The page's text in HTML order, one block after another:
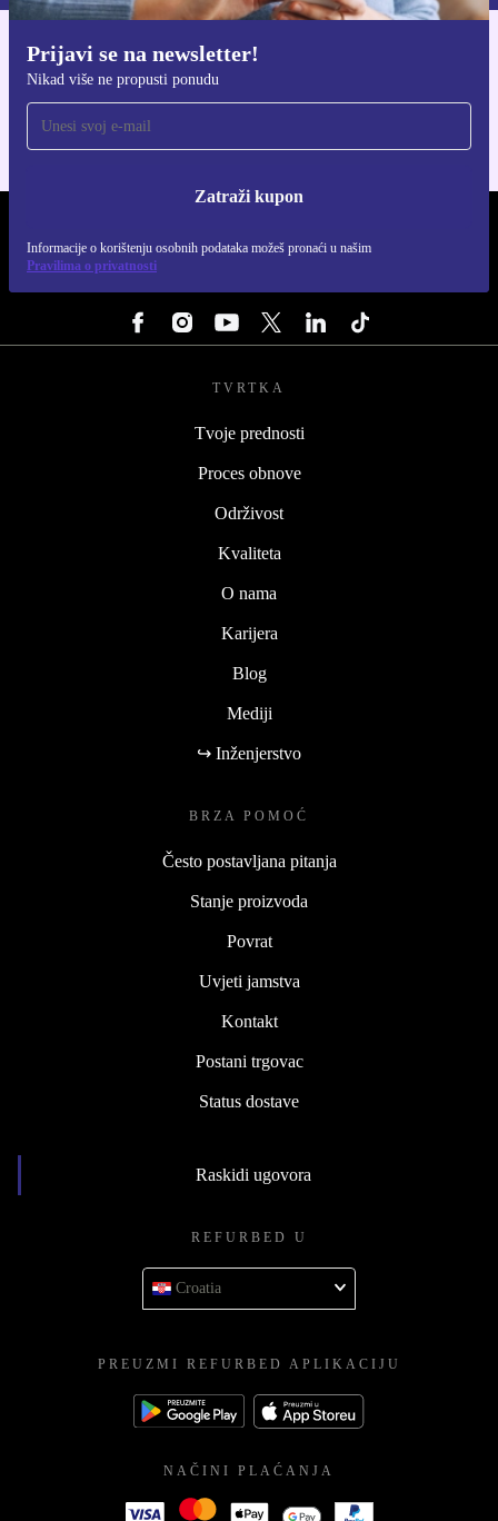
Prijavi se na newsletter!
Nikad više ne propusti ponudu
Zatraži kupon
Informacije o korištenju osobnih podataka možeš pronaći u našim
Pravilima o privatnosti
Preuzmi refurbed aplikaciju
Za iOS i Android
TVRTKA
Tvoje prednosti
Proces obnove
Održivost
Kvaliteta
O nama
Karijera
Blog
Mediji
↪ Inženjerstvo
BRZA POMOĆ
Često postavljana pitanja
Stanje proizvoda
Povrat
Uvjeti jamstva
Kontakt
Postani trgovac
Status dostave
Raskidi ugovora
REFURBED U
Croatia
PREUZMI REFURBED APLIKACIJU
NAČINI PLAĆANJA